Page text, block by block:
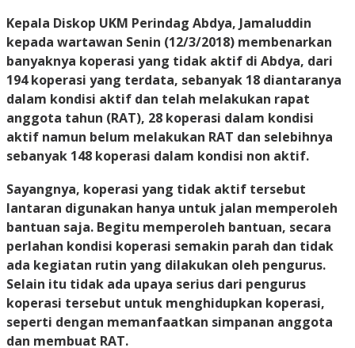
Kepala Diskop UKM Perindag Abdya, Jamaluddin
kepada wartawan Senin (12/3/2018) membenarkan
banyaknya koperasi yang tidak aktif di Abdya, dari
194 koperasi yang terdata, sebanyak 18 diantaranya
dalam kondisi aktif dan telah melakukan rapat
anggota tahun (RAT), 28 koperasi dalam kondisi
aktif namun belum melakukan RAT dan selebihnya
sebanyak 148 koperasi dalam kondisi non aktif.
Sayangnya, koperasi yang tidak aktif tersebut
lantaran digunakan hanya untuk jalan memperoleh
bantuan saja. Begitu memperoleh bantuan, secara
perlahan kondisi koperasi semakin parah dan tidak
ada kegiatan rutin yang dilakukan oleh pengurus.
Selain itu tidak ada upaya serius dari pengurus
koperasi tersebut untuk menghidupkan koperasi,
seperti dengan memanfaatkan simpanan anggota
dan membuat RAT.